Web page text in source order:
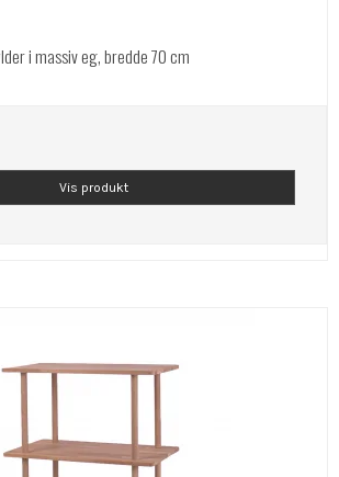
i massiv eg, bredde 70 cm
Vis produkt